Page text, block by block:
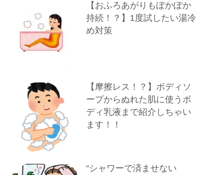
【おふろあがりもぽかぽか
持続！？】1度試したい湯冷
め対策
【摩擦レス！？】ボディソ
ープからぬれた肌に使うボ
ディ乳液まで紹介しちゃい
ます！！
“シャワーで済ませない